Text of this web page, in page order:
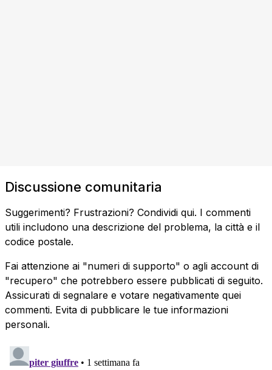
Discussione comunitaria
Suggerimenti? Frustrazioni? Condividi qui. I commenti
utili includono una descrizione del problema, la città e il
codice postale.
Fai attenzione ai "numeri di supporto" o agli account di
"recupero" che potrebbero essere pubblicati di seguito.
Assicurati di segnalare e votare negativamente quei
commenti. Evita di pubblicare le tue informazioni
personali.